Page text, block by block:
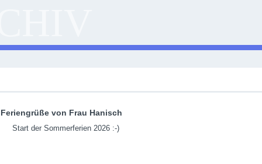
Feriengrüße von Frau Hanisch
Start der Sommerferien 2026 :-)